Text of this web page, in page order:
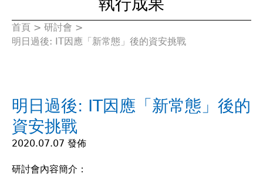
您
裡
首頁 > 研討會 >
明日過後: IT因應「新常態」後的資安挑戰
明日過後: IT因應「新常態」後的
資安挑戰
2020.07.07 發佈
研討會內容簡介：